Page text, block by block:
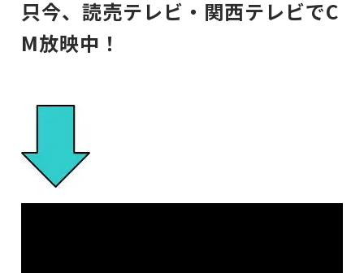
只今、読売テレビ・関西テレビでC
M放映中！